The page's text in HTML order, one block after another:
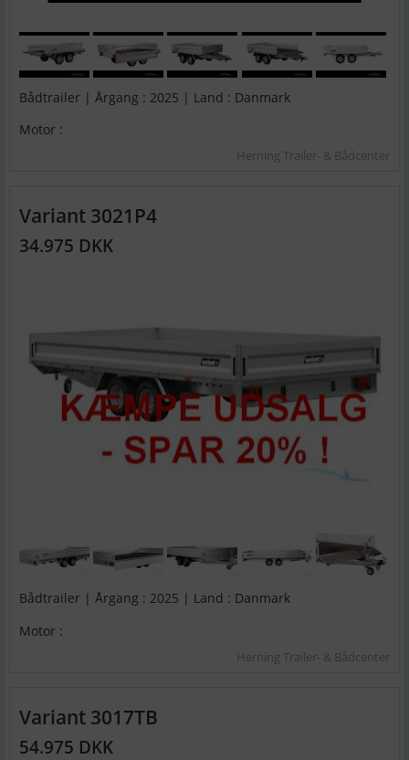
Bådtrailer | Årgang : 2025 | Land : Danmark
Motor :
Herning Trailer- & Bådcenter
Variant 3021P4
34.975 DKK
Bådtrailer | Årgang : 2025 | Land : Danmark
Motor :
Herning Trailer- & Bådcenter
Variant 3017TB
54.975 DKK